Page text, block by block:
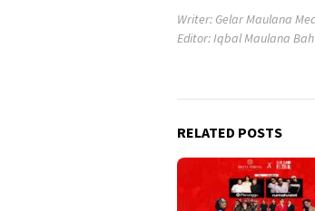
Writer: Gelar Maulana
Editor: Iqbal Maulana
RELATED POSTS